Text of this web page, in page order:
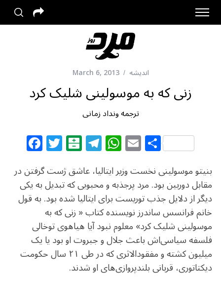
اندیشه March 6, 2013
زنی که به موسولینی شلیک کرد
ترجمه ونداد زمانی
F
a
c
e
b
o
o
k
T
w
itt
e
r
B
al
at
ar
in
T
el
e
g
ra
m
W
h
at
s
A
p
p
E
m
ai
l
S
h
ar
e
بنیتو موسولینی نخست وزیر ایتالیا، عاشق ژست گرفتن در
مقابل دوربین بود. مرد پرجذبه و محبوبی که تبدیل به یکی
دیگر از دلایل جذب توریست برای ایتالیا شده بود. به قول
خانم فرانسس ساندرز نویسنده کتاب « زنی که به
موسولینی شلیک کرد» معلوم نبود آیا هیاهوی توخالی
فلسفه سیاسی‌اش باعث جلال و جبروت او بود یا یک
میلیون کشته و مفقودالاثری که در طی ٢١ سال حکومت
دیکتاتوری، قربانی بلندپروازی‌های او شدند.